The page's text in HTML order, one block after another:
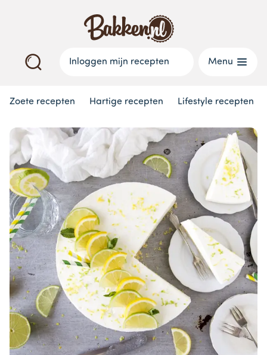
Inloggen mijn recepten Menu
Zoete recepten Hartige recepten Lifestyle recepten